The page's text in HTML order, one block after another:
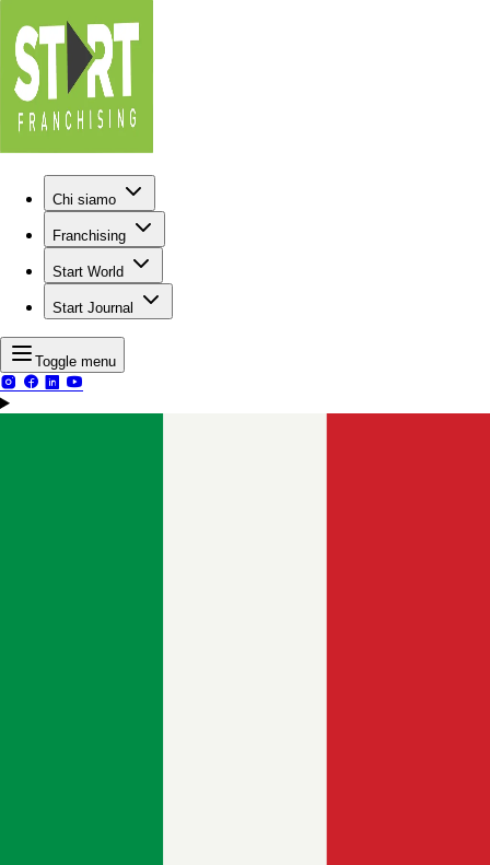
Chi siamo
Franchising
Start World
Start Journal
Toggle menu